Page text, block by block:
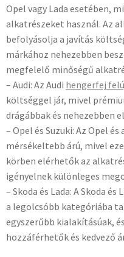
Opel vagy Lada esetében,
alkatrészeket használ. Az
befolyásolja a javítás
márkához nehezebben
megfelelő minőségű
– Audi: Az Audi hengerfej
költséggel jár, mivel
drágábbak és nehezebben
– Opel és Suzuki: Az Opel és
mérsékeltebb árú, mivel
körben elérhetők az
igényelnek különleges
– Skoda és Lada: A Skoda és
a legolcsóbb kategóriába
egyszerűbb kialakításúak,
hozzáférhetők és kedvező